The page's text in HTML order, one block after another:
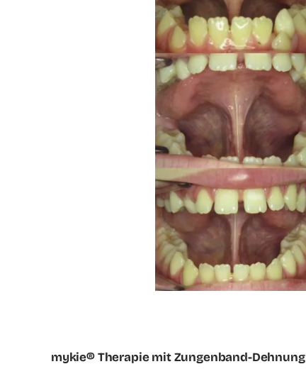
mykie® Therapie mit Zungenband-Dehnung